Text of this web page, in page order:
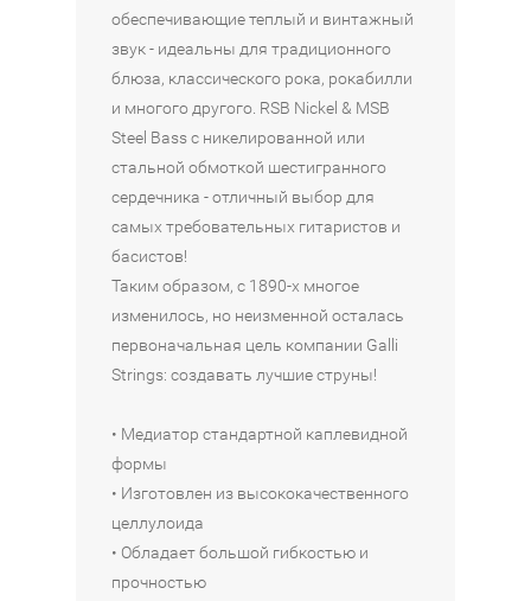
обеспечивающие теплый и винтажный
звук - идеальны для традиционного
блюза, классического рока, рокабилли
и многого другого. RSB Nickel & MSB
Steel Bass с никелированной или
стальной обмоткой шестигранного
сердечника - отличный выбор для
самых требовательных гитаристов и
басистов!
Таким образом, с 1890-х многое
изменилось, но неизменной осталась
первоначальная цель компании Galli
Strings: создавать лучшие струны!
• Медиатор стандартной каплевидной
формы
• Изготовлен из высококачественного
целлулоида
• Обладает большой гибкостью и
прочностью